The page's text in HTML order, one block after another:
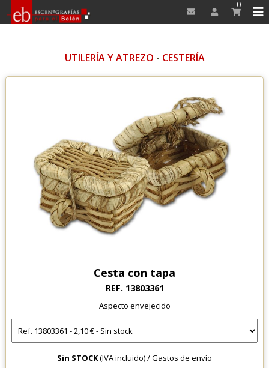
0
UTILERÍA Y ATREZO - CESTERÍA
Cesta con tapa
REF. 13803361
Aspecto envejecido
Sin STOCK(IVA incluido) /Gastos de envío